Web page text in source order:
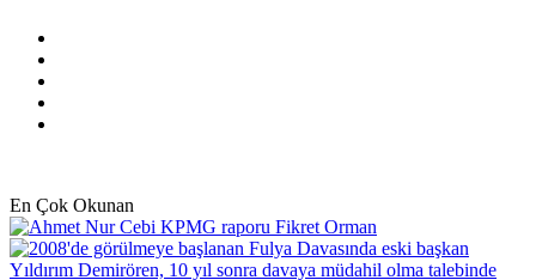
En Çok Okunan